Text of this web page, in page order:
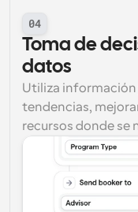
04
Toma de
datos
Utiliza
tendencias,
recursos donde se